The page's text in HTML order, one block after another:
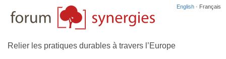
English · Français
Relier les pratiques durables à travers l’Europe